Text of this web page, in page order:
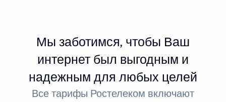
Мы заботимся, чтобы Ваш
интернет был выгодным и
надежным для любых целей
Все тарифы Ростелеком включают